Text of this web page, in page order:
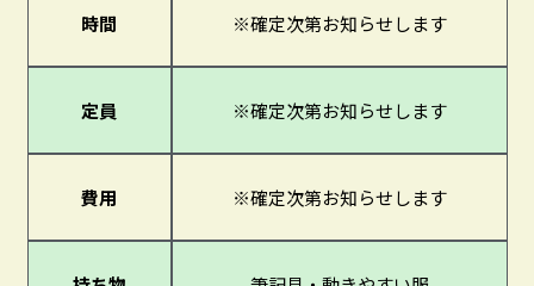
時間 ※確定次第お知らせします
定員 ※確定次第お知らせします
費用 ※確定次第お知らせします